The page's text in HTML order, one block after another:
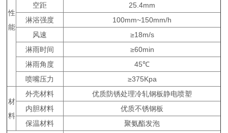
性
能
空距
25.4mm
淋浴强度
100mm~150mm/h
风速
≥18m/s
淋雨时间
≥60min
淋雨角度
45℃
喷嘴压力
≥375Kpa
材
料
外壳材料
优质防锈处理冷轧钢板静电喷塑
内胆材料
优质不锈钢板
保温材料
聚氨酯发泡